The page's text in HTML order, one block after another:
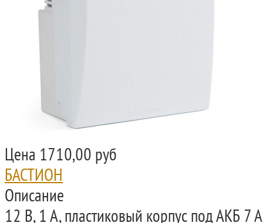
Цена 1710,00 руб
БАСТИОН
Описание
12 В, 1 А, пластиковый корпус под АКБ 7